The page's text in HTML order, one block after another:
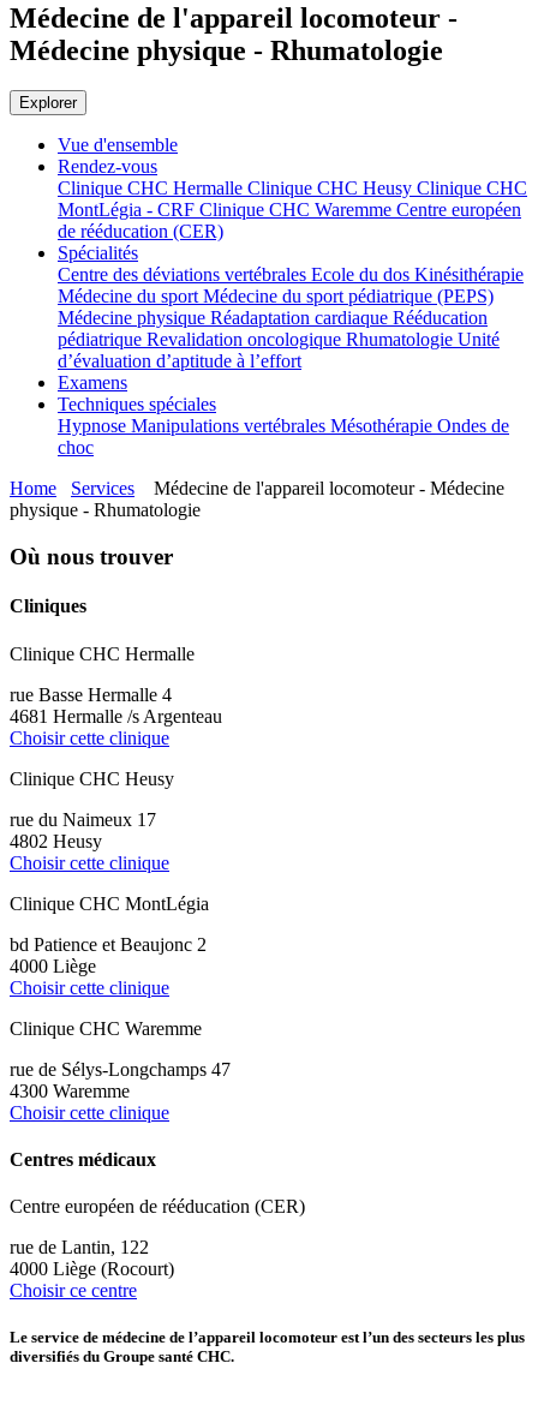
Médecine de l'appareil locomoteur -
Médecine physique - Rhumatologie
Explorer
Vue d'ensemble
Rendez-vous
Clinique CHC Hermalle Clinique CHC Heusy Clinique CHC
MontLégia - CRF Clinique CHC Waremme Centre européen
de rééducation (CER)
Spécialités
Centre des déviations vertébrales Ecole du dos Kinésithérapie
Médecine du sportMédecine du sport pédiatrique (PEPS)
Médecine physique Réadaptation cardiaque Rééducation
pédiatrique Revalidation oncologique Rhumatologie Unité
d’évaluation d’aptitude à l’effort
Examens
Techniques spéciales
Hypnose Manipulations vertébrales Mésothérapie Ondes de
choc
Home
Services
Médecine de l'appareil locomoteur - Médecine
physique - Rhumatologie
Où nous trouver
Cliniques
Clinique CHC Hermalle
rue Basse Hermalle 4
4681 Hermalle /s Argenteau
Choisir cette clinique
Clinique CHC Heusy
rue du Naimeux 17
4802 Heusy
Choisir cette clinique
Clinique CHC MontLégia
bd Patience et Beaujonc 2
4000 Liège
Choisir cette clinique
Clinique CHC Waremme
rue de Sélys-Longchamps 47
4300 Waremme
Choisir cette clinique
Centres médicaux
Centre européen de rééducation (CER)
rue de Lantin, 122
4000 Liège (Rocourt)
Choisir ce centre
Le service de médecine de l’appareil locomoteur est l’un des secteurs les plus
diversifiés du Groupe santé CHC.